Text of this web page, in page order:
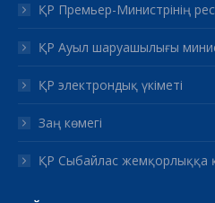
ҚР Премьер-Министрінің
ҚР Ауыл шаруашылығы
ҚР электрондық үкіметі
Заң көмегі
ҚР Сыбайлас жемқорлыққа